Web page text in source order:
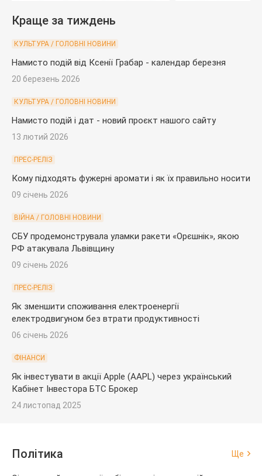
Краще за тиждень
КУЛЬТУРА / ГОЛОВНІ НОВИНИ
Намисто подій від Ксенії Грабар - календар березня
20 березень 2026
КУЛЬТУРА / ГОЛОВНІ НОВИНИ
Намисто подій і дат - новий проєкт нашого сайту
13 лютий 2026
ПРЕС-РЕЛІЗ
Кому підходять фужерні аромати і як їх правильно носити
09 січень 2026
ВІЙНА / ГОЛОВНІ НОВИНИ
СБУ продемонструвала уламки ракети «Орєшнік», якою
РФ атакувала Львівщину
09 січень 2026
ПРЕС-РЕЛІЗ
Як зменшити споживання електроенергії
електродвигуном без втрати продуктивності
06 січень 2026
ФІНАНСИ
Як інвестувати в акції Apple (AAPL) через український
Кабінет Інвестора БТС Брокер
24 листопад 2025
Політика Ще